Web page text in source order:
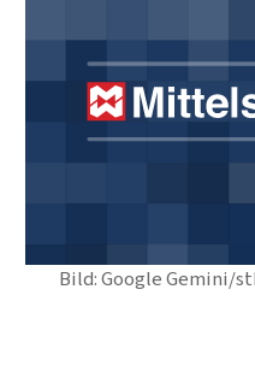
Bild: Google Gemini/